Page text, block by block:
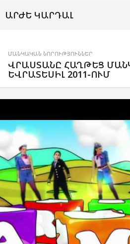
ԱՐԺԵ ԿԱՐԴԱԼ
ՄԱՆԿԱԿԱՆ ՆՈՐՈՒԹՅՈՒՆՆԵՐ
ՎՐԱՍՏԱՆԸ ՀԱՂԹԵՑ
ԵՎՐԱՏԵՍԻԼ 2011-ՈՒՄ